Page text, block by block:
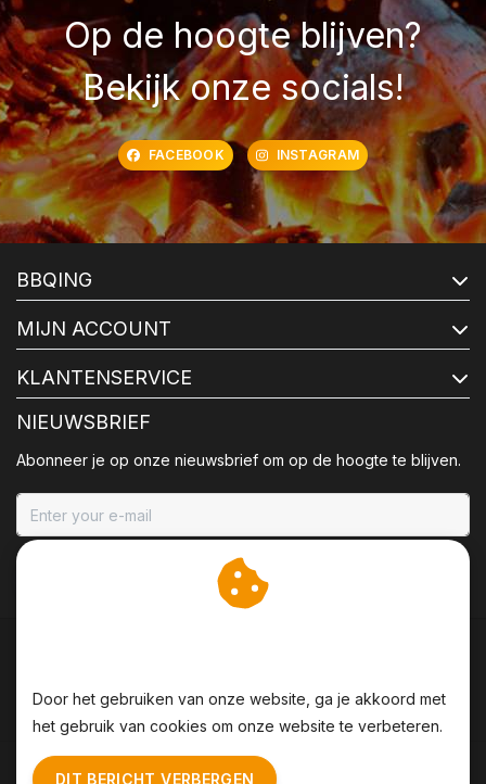
Op de hoogte blijven?
Bekijk onze socials!
FACEBOOK INSTAGRAM
BBQING
MIJN ACCOUNT
KLANTENSERVICE
NIEUWSBRIEF
Abonneer je op onze nieuwsbrief om op de hoogte te blijven.
Algemene voorwaarden | Disclaimer
Door het gebruiken van onze website, ga je akkoord met
het gebruik van cookies om onze website te verbeteren.
DIT BERICHT VERBERGEN